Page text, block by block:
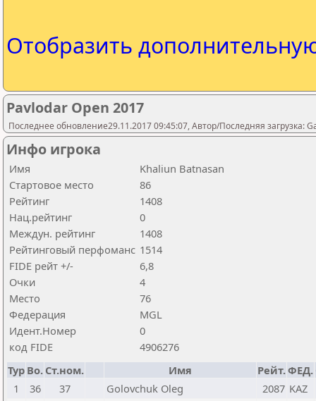
Отобразить
Pavlodar Open 2017
Последнее обновление29.11.2017 09:45:07, Автор/Последняя загрузка:
Инфо игрока
Имя
Khaliun Batnasan
Стартовое место
86
Рейтинг
1408
Нац.рейтинг
0
Междун. рейтинг
1408
Рейтинговый перфоманс 1514
FIDE рейт +/-
6,8
Очки
4
Место
76
Федерация
MGL
Идент.Номер
0
код FIDE
4906276
Тур Bo. Ст.ном. Имя Рейт.ФЕД.
1
36 37 Golovchuk Oleg 2087 KAZ